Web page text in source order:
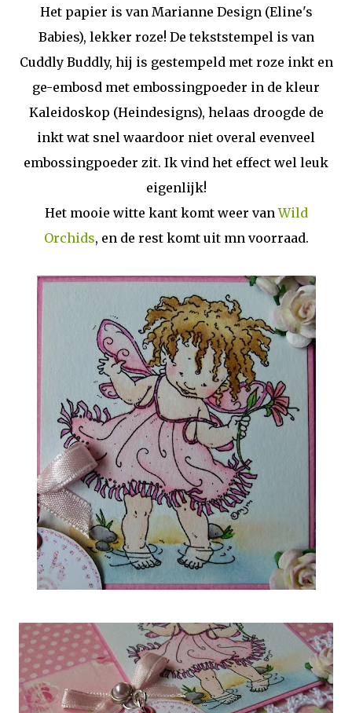
Het papier is van Marianne Design (Eline's
Babies), lekker roze! De tekststempel is van
Cuddly Buddly, hij is gestempeld met roze inkt en
ge-embosd met embossingpoeder in de kleur
Kaleidoskop (Heindesigns), helaas droogde de
inkt wat snel waardoor niet overal evenveel
embossingpoeder zit. Ik vind het effect wel leuk
eigenlijk!
Het mooie witte kant komt weer vanWild
Orchids, en de rest komt uit mn voorraad.